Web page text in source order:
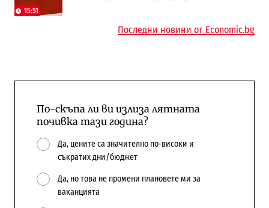
15:51
Последни новини от Economic.bg
По-скъпа ли ви излиза лятната
почивка тази година?
Да, цените са значително по-високи и
съкратих дни/бюджет
Да, но това не промени плановете ми за
ваканцията